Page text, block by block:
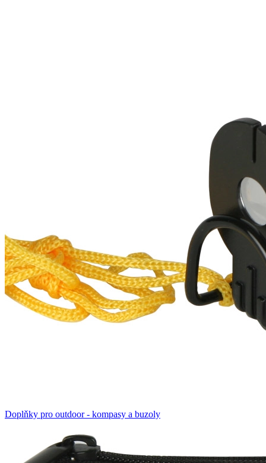
Doplňky pro outdoor - kompasy a buzoly